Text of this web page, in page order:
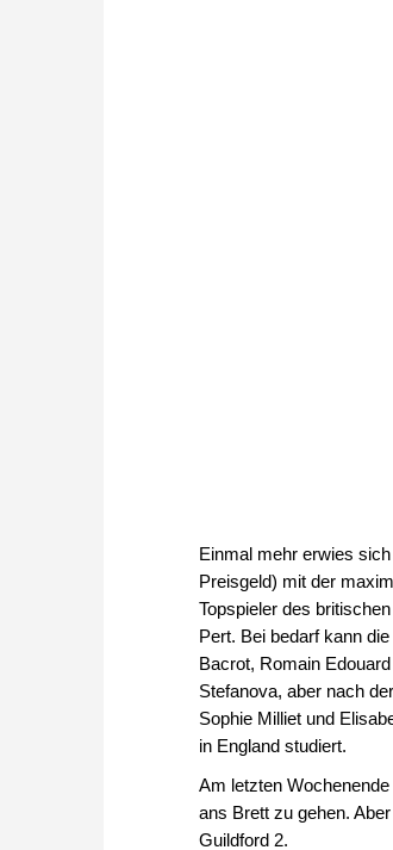
Einmal mehr erwies
Preisgeld) mit der
Topspieler des
Pert. Bei bedarf kann
Bacrot, Romain
Stefanova, aber nach
Sophie Milliet und
in England studiert.
Am letzten
ans Brett zu gehen.
Guildford 2.